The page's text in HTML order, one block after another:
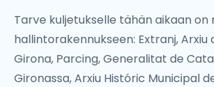
Tarve kuljetukselle tähän aikaan on
hallintorakennukseen: Extranj, Arxiu
Girona, Parcing, Generalitat de
Gironassa, Arxiu Históric Municipal